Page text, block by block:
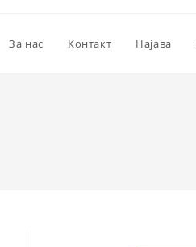
За нас Контакт Најава